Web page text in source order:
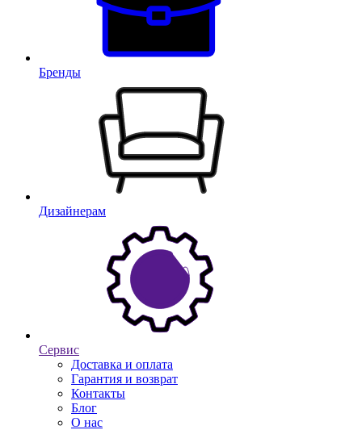
Бренды
Дизайнерам
Сервис
Доставка и оплата
Гарантия и возврат
Контакты
Блог
О нас